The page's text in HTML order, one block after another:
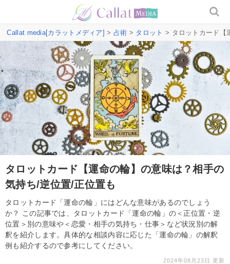
Callat media[カラットメディア] > 占術 > タロット > タロットカード【
タロットカード【運命の輪】の意味は？相手の
気持ち/逆位置/正位置も
タロットカード「運命の輪」にはどんな意味があるのでしょう
か？ この記事では、タロットカード「運命の輪」の＜正位置・逆
位置＞別の意味や＜恋愛・相手の気持ち・仕事＞など状況別の解
釈を紹介します。具体的な相談内容に応じた「運命の輪」の解釈
例も紹介するので参考にしてください。
2024年08月23日 更新